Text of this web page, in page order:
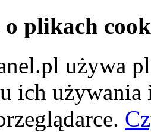
plikach
używa
ich